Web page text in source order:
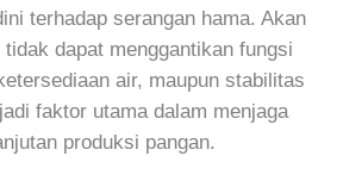
terhadap serangan hama. Akan
dapat menggantikan fungsi
air, maupun stabilitas
faktor utama dalam menjaga
produksi pangan.